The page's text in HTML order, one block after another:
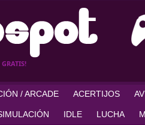
/ ARCADE ACERTIJOS
IDLE LUCHA